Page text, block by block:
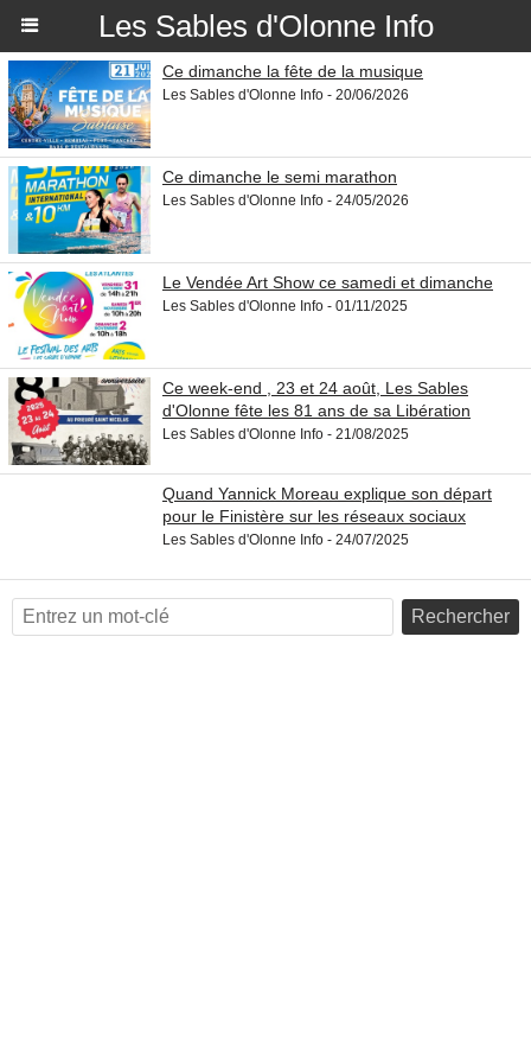
Les Sables d'Olonne Info
Ce dimanche la fête de la musique
Les Sables d'Olonne Info - 20/06/2026
Ce dimanche le semi marathon
Les Sables d'Olonne Info - 24/05/2026
Le Vendée Art Show ce samedi et dimanche
Les Sables d'Olonne Info - 01/11/2025
Ce week-end , 23 et 24 août, Les Sables
d'Olonne fête les 81 ans de sa Libération
Les Sables d'Olonne Info - 21/08/2025
Quand Yannick Moreau explique son départ
pour le Finistère sur les réseaux sociaux
Les Sables d'Olonne Info - 24/07/2025
Rechercher